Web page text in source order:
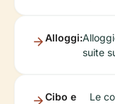
Alloggi:
suite
Cibo e
Le